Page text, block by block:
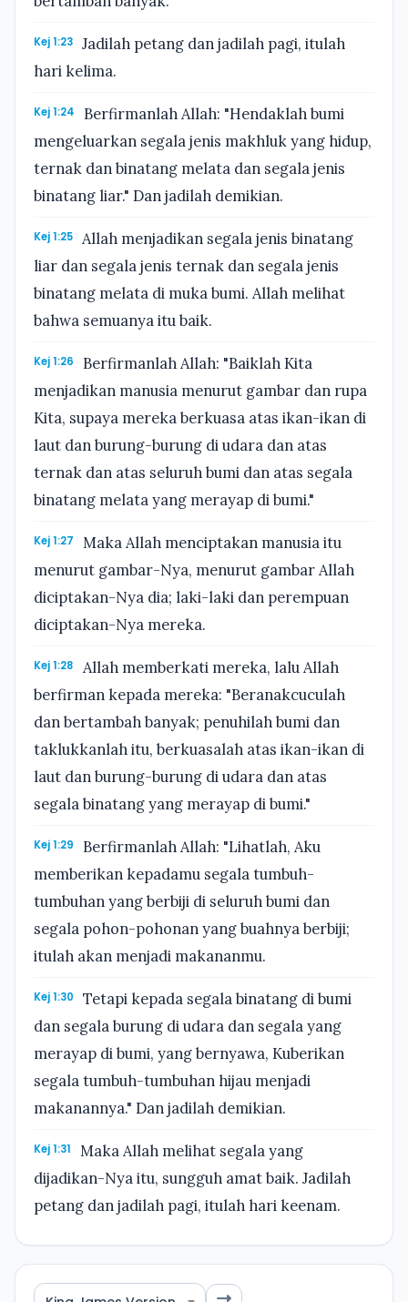
Kej 1:23
Jadilah petang dan jadilah pagi, itulah
hari kelima.
Kej 1:24
Berfirmanlah Allah: "Hendaklah bumi
mengeluarkan segala jenis makhluk yang hidup,
ternak dan binatang melata dan segala jenis
binatang liar." Dan jadilah demikian.
Kej 1:25
Allah menjadikan segala jenis binatang
liar dan segala jenis ternak dan segala jenis
binatang melata di muka bumi. Allah melihat
bahwa semuanya itu baik.
Kej 1:26
Berfirmanlah Allah: "Baiklah Kita
menjadikan manusia menurut gambar dan rupa
Kita, supaya mereka berkuasa atas ikan-ikan di
laut dan burung-burung di udara dan atas
ternak dan atas seluruh bumi dan atas segala
binatang melata yang merayap di bumi."
Kej 1:27
Maka Allah menciptakan manusia itu
menurut gambar-Nya, menurut gambar Allah
diciptakan-Nya dia; laki-laki dan perempuan
diciptakan-Nya mereka.
Kej 1:28
Allah memberkati mereka, lalu Allah
berfirman kepada mereka: "Beranakcuculah
dan bertambah banyak; penuhilah bumi dan
taklukkanlah itu, berkuasalah atas ikan-ikan di
laut dan burung-burung di udara dan atas
segala binatang yang merayap di bumi."
Kej 1:29
Berfirmanlah Allah: "Lihatlah, Aku
memberikan kepadamu segala tumbuh-
tumbuhan yang berbiji di seluruh bumi dan
segala pohon-pohonan yang buahnya berbiji;
itulah akan menjadi makananmu.
Kej 1:30
Tetapi kepada segala binatang di bumi
dan segala burung di udara dan segala yang
merayap di bumi, yang bernyawa, Kuberikan
segala tumbuh-tumbuhan hijau menjadi
makanannya." Dan jadilah demikian.
Kej 1:31
Maka Allah melihat segala yang
dijadikan-Nya itu, sungguh amat baik. Jadilah
petang dan jadilah pagi, itulah hari keenam.